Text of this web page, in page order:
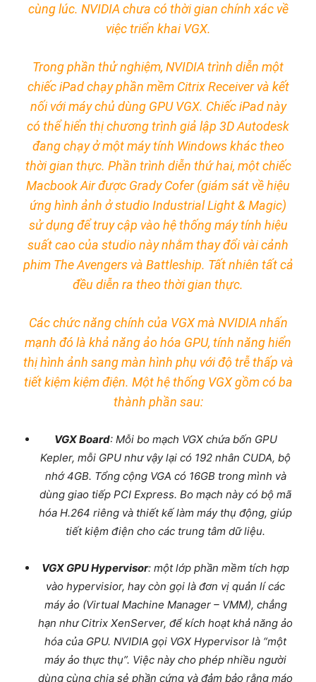
cùng lúc. NVIDIA chưa có thời gian chính xác về
việc triển khai VGX.
Trong phần thử nghiệm, NVIDIA trình diễn một
chiếc iPad chạy phần mềm Citrix Receiver và kết
nối với máy chủ dùng GPU VGX. Chiếc iPad này
có thể hiển thị chương trình giả lập 3D Autodesk
đang chạy ở một máy tính Windows khác theo
thời gian thực. Phần trình diễn thứ hai, một chiếc
Macbook Air được Grady Cofer (giám sát về hiệu
ứng hình ảnh ở studio Industrial Light & Magic)
sử dụng để truy cập vào hệ thống máy tính hiệu
suất cao của studio này nhằm thay đổi vài cảnh
phim The Avengers và Battleship. Tất nhiên tất cả
đều diễn ra theo thời gian thực.
Các chức năng chính của VGX mà NVIDIA nhấn
mạnh đó là khả năng ảo hóa GPU, tính năng hiển
thị hình ảnh sang màn hình phụ với độ trễ thấp và
tiết kiệm kiệm điện. Một hệ thống VGX gồm có ba
thành phần sau:
VGX Board: Mỗi bo mạch VGX chứa bốn GPU
Kepler, mỗi GPU như vậy lại có 192 nhân CUDA, bộ
nhớ 4GB. Tổng cộng VGA có 16GB trong mình và
dùng giao tiếp PCI Express. Bo mạch này có bộ mã
hóa H.264 riêng và thiết kế làm máy thụ động, giúp
tiết kiệm điện cho các trung tâm dữ liệu.
VGX GPU Hypervisor: một lớp phần mềm tích hợp
vào hypervisior, hay còn gọi là đơn vị quản lí các
máy ảo (Virtual Machine Manager – VMM), chẳng
hạn như Citrix XenServer, để kích hoạt khả năng ảo
hóa của GPU. NVIDIA gọi VGX Hypervisor là “một
máy ảo thực thụ”. Việc này cho phép nhiều người
dùng cùng chia sẻ phần cứng và đảm bảo rằng máo